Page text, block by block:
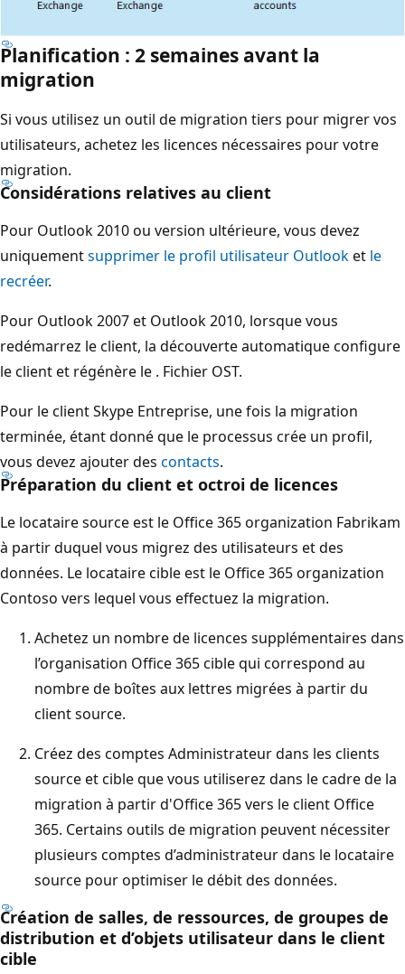
Planification : 2 semaines avant la
migration
Si vous utilisez un outil de migration tiers pour migrer vos
utilisateurs, achetez les licences nécessaires pour votre
migration.
Considérations relatives au client
Pour Outlook 2010 ou version ultérieure, vous devez
uniquementsupprimer le profil utilisateur Outlooket le
recréer.
Pour Outlook 2007 et Outlook 2010, lorsque vous
redémarrez le client, la découverte automatique configure
le client et régénère le . Fichier OST.
Pour le client Skype Entreprise, une fois la migration
terminée, étant donné que le processus crée un profil,
vous devez ajouter des contacts.
Préparation du client et octroi de licences
Le locataire source est le Office 365 organization Fabrikam
à partir duquel vous migrez des utilisateurs et des
données. Le locataire cible est le Office 365 organization
Contoso vers lequel vous effectuez la migration.
Achetez un nombre de licences supplémentaires dans
l’organisation Office 365 cible qui correspond au
nombre de boîtes aux lettres migrées à partir du
client source.
Créez des comptes Administrateur dans les clients
source et cible que vous utiliserez dans le cadre de la
migration à partir d'Office 365 vers le client Office
365. Certains outils de migration peuvent nécessiter
plusieurs comptes d’administrateur dans le locataire
source pour optimiser le débit des données.
Création de salles, de ressources, de groupes de
distribution et d’objets utilisateur dans le client
cible